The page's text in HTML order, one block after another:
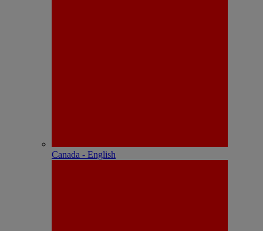
Canada - English